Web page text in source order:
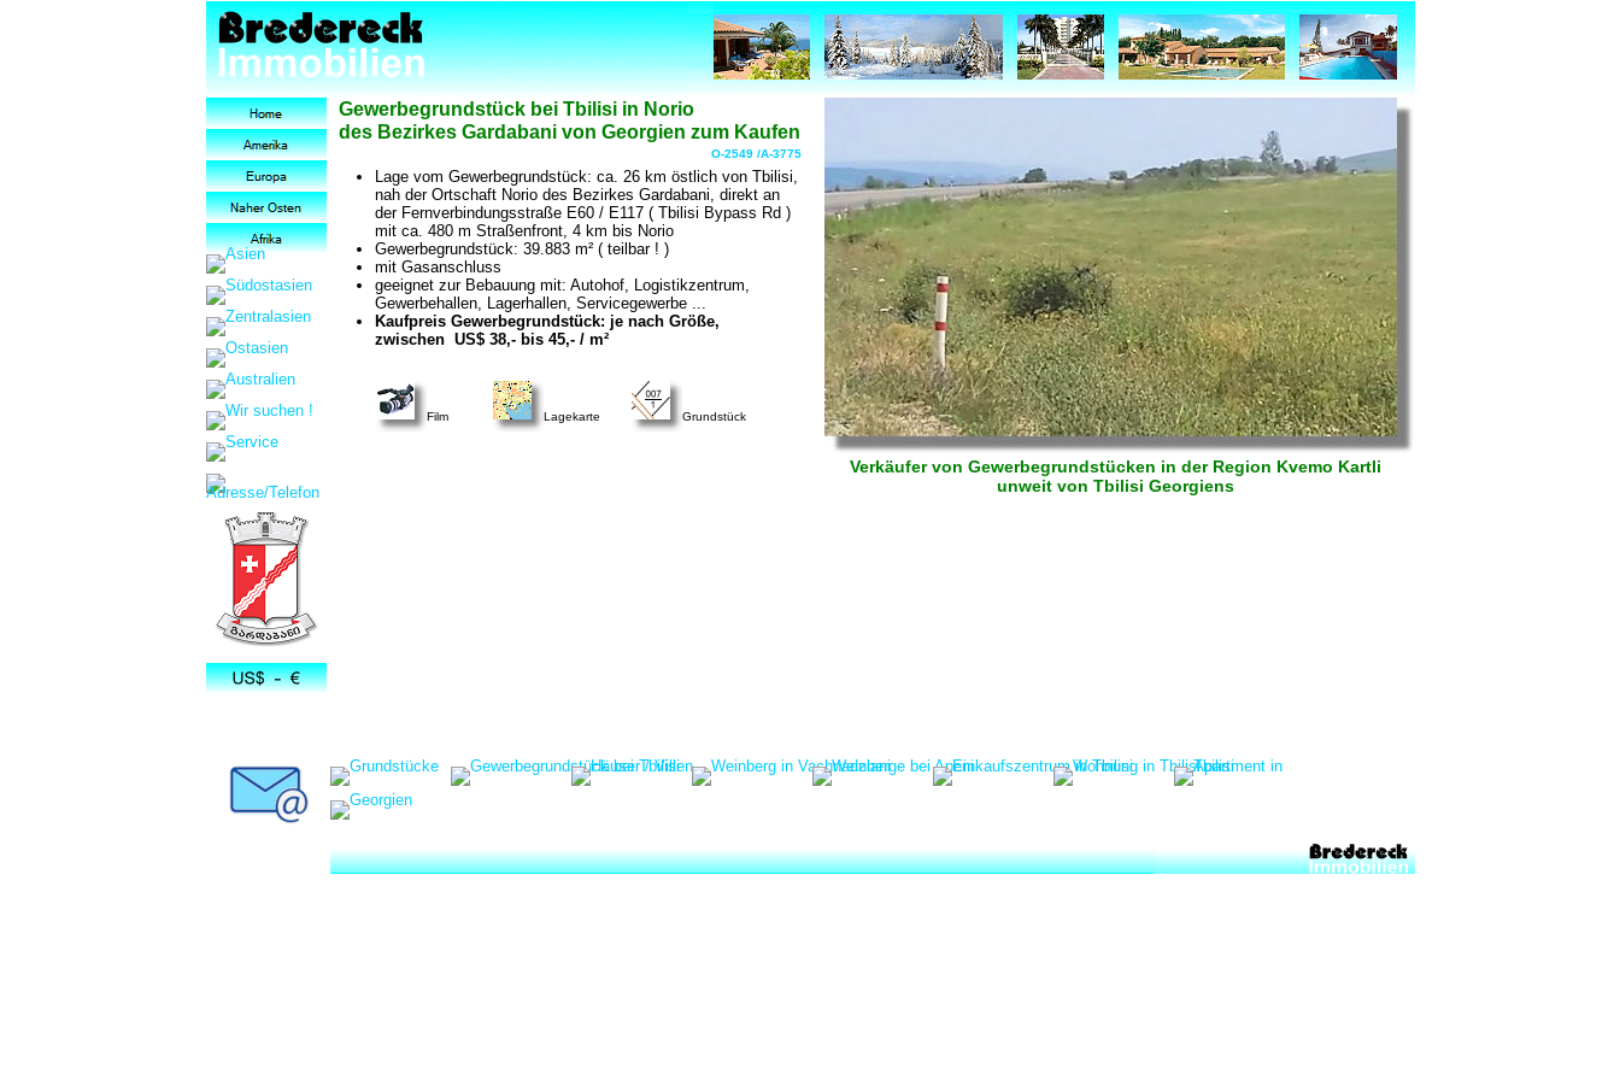
O-2549 /A-3775
Lagekarte
Gewerbegrundstück bei Tbilisi in Norio
des Bezirkes Gardabani von Georgien zum Kaufen
Film Grundstück
Verkäufer von Gewerbegrundstücken in der Region Kvemo Kartli
unweit von Tbilisi Georgiens
Lage vom Gewerbegrundstück: ca. 26 km östlich von Tbilisi,
nah der Ortschaft Norio des Bezirkes Gardabani, direkt an
der Fernverbindungsstraße E60 / E117 ( Tbilisi Bypass Rd )
mit ca. 480 m Straßenfront, 4 km bis Norio
Gewerbegrundstück: 39.883 m² ( teilbar ! )
mit Gasanschluss
geeignet zur Bebauung mit: Autohof, Logistikzentrum,
Gewerbehallen, Lagerhallen, Servicegewerbe ...
Kaufpreis Gewerbegrundstück: je nach Größe,
zwischen US$ 38,- bis 45,- / m²